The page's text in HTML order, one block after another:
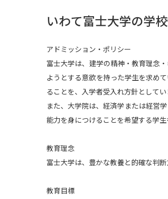
いわて富士大学の学
アドミッション・ポリシー
富士大学は、建学の精神・教育理念
ようとする意欲を持った学生を求め
ることを、入学者受入れ方針としてい
また、大学院は、経済学または経営
能力を身につけることを希望する学生
教育理念
富士大学は、豊かな教養と的確な判
教育目標